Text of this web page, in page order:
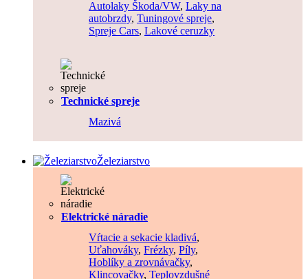
Autolaky Škoda/VW, Laky na
autobrzdy, Tuningové spreje,
Spreje Cars, Lakové ceruzky
Technické spreje
Mazivá
Železiarstvo
Elektrické náradie
Vŕtacie a sekacie kladivá,
Uťahováky, Frézky, Píly,
Hoblíky a zrovnávačky,
Klincovačky, Teplovzdušné